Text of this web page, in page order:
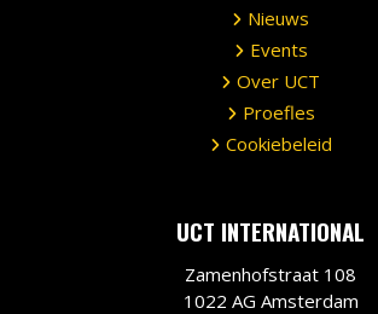
Nieuws
Events
Over UCT
Proefles
Cookiebeleid
UCT INTERNATIONAL
Zamenhofstraat 108
1022 AG Amsterdam